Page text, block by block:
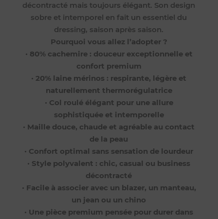
décontracté mais toujours élégant. Son design
sobre et intemporel en fait un essentiel du
dressing, saison après saison.
Pourquoi vous allez l’adopter ?
• 80% cachemire : douceur exceptionnelle et
confort premium
• 20% laine mérinos : respirante, légère et
naturellement thermorégulatrice
• Col roulé élégant pour une allure
sophistiquée et intemporelle
• Maille douce, chaude et agréable au contact
de la peau
• Confort optimal sans sensation de lourdeur
• Style polyvalent : chic, casual ou business
décontracté
• Facile à associer avec un blazer, un manteau,
un jean ou un chino
• Une pièce premium pensée pour durer dans